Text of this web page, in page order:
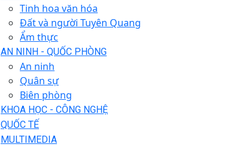
Tinh hoa văn hóa
Đất và người Tuyên Quang
Ẩm thực
AN NINH - QUỐC PHÒNG
An ninh
Quân sự
Biên phòng
KHOA HỌC - CÔNG NGHỆ
QUỐC TẾ
MULTIMEDIA